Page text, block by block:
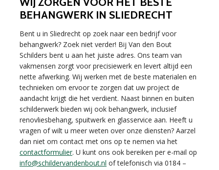
BEHANGWERK IN SLIEDRECHT
Bent u in Sliedrecht op zoek naar een bedrijf voor
behangwerk? Zoek niet verder! Bij Van den Bout
Schilders bent u aan het juiste adres. Ons team van
vakmensen zorgt voor precisiewerk en levert altijd een
nette afwerking. Wij werken met de beste materialen en
technieken om ervoor te zorgen dat uw project de
aandacht krijgt die het verdient. Naast binnen en buiten
schilderwerk bieden wij ook behangwerk, inclusief
renovliesbehang, spuitwerk en glasservice aan. Heeft u
vragen of wilt u meer weten over onze diensten? Aarzel
dan niet om contact met ons op te nemen via het
contactformulier. U kunt ons ook bereiken per e-mail op
info@schildervandenbout.nl of telefonisch via 0184 –